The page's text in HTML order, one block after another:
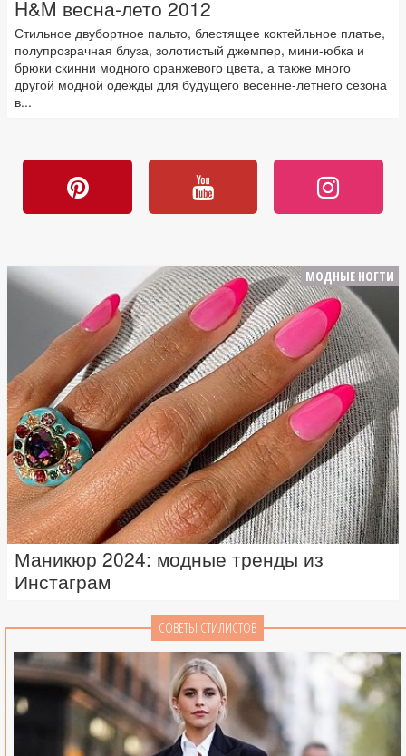
H&M весна-лето 2012
Стильное двубортное пальто, блестящее коктейльное платье,
полупрозрачная блуза, золотистый джемпер, мини-юбка и
брюки скинни модного оранжевого цвета, а также много
другой модной одежды для будущего весенне-летнего сезона
в...
МОДНЫЕ НОГТИ
Маникюр 2024: модные тренды из
Инстаграм
СОВЕТЫ СТИЛИСТОВ